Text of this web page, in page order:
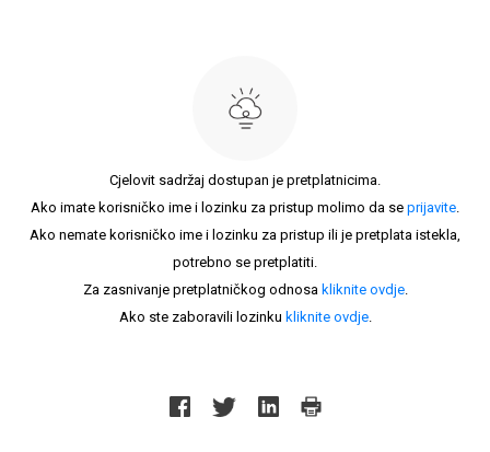
Cjelovit sadržaj dostupan je pretplatnicima.
Ako imate korisničko ime i lozinku za pristup molimo da se prijavite.
Ako nemate korisničko ime i lozinku za pristup ili je pretplata istekla,
potrebno se pretplatiti.
Za zasnivanje pretplatničkog odnosa kliknite ovdje.
Ako ste zaboravili lozinku kliknite ovdje.